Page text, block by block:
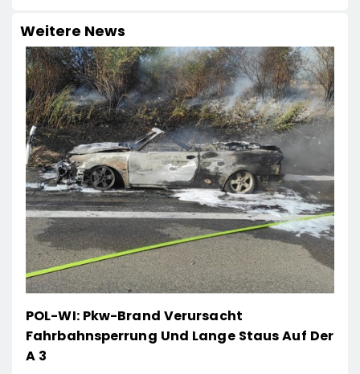
Weitere News
POL-WI: Pkw-Brand Verursacht
Fahrbahnsperrung Und Lange Staus Auf Der
A 3